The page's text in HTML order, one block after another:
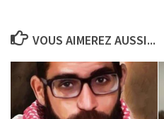
VOUS AIMEREZ AUSSI...